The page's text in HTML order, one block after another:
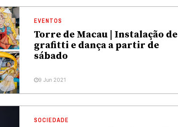
EVENTOS
Torre de Macau | Instalação de
grafitti e dança a partir de
sábado
9 Jun 2021
SOCIEDADE